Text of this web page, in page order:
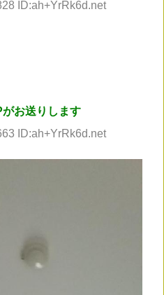
ID:ah+YrRk6d.net
お送りします
ID:ah+YrRk6d.net